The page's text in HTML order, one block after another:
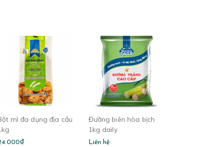
mì đa dụng địa cầu
Đường biên hòa bịch
1kg daily
Liên hệ